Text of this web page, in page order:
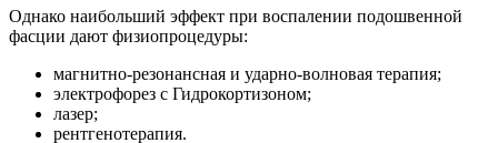
Однако наибольший эффект при воспалении подошвенной
фасции дают физиопроцедуры:
магнитно-резонансная и ударно-волновая терапия;
электрофорез с Гидрокортизоном;
лазер;
рентгенотерапия.